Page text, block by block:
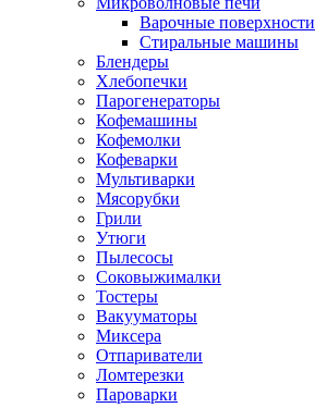
Варочные поверхности
Стиральные машины
Блендеры
Хлебопечки
Парогенераторы
Кофемашины
Кофемолки
Кофеварки
Мультиварки
Мясорубки
Грили
Утюги
Пылесосы
Соковыжималки
Тостеры
Вакууматоры
Миксера
Отпариватели
Ломтерезки
Пароварки